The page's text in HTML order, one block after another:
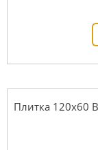
Плитка 120x60